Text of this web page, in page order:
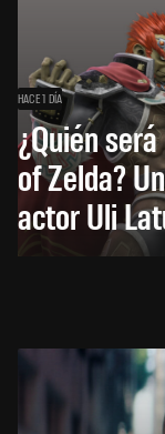
HACE 1 DÍA
¿Quién
of Zelda?
actor Uli